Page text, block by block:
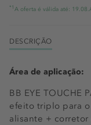
*1 A oferta é válida até:
DESCRIÇÃO
BB EYE TOUCHE
efeito triplo para
alisante +
Área de aplicação: